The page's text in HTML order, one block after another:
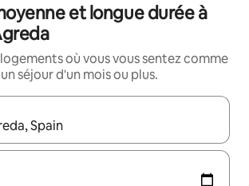
et longue durée à
où vous vous sentez comme
séjour d'un mois ou plus.
s'affichent, utilisez les flèches vers le